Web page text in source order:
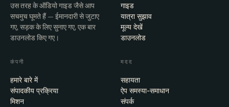
उस तरह के ऑडियो गाइड जैसे आप
सचमुच घूमते हैं — ईमानदारी से जुटाए
गए, सड़क के लिए सुनाए गए, एक बार
डाउनलोड किए गए।
गाइड
यात्रा सुझाव
मूल्य देखें
डाउनलोड
कंपनी
हमारे बारे में
संपादकीय प्रक्रिया
मिशन
मदद
सहायता
ऐप समस्या-समाधान
संपर्क